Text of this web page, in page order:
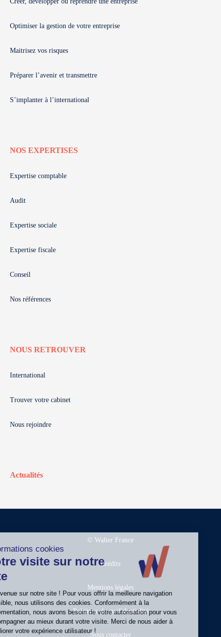
Optimiser la gestion de votre entreprise
Maitrisez vos risques
Préparer l’avenir et transmettre
S’implanter à l’international
NOS EXPERTISES
Expertise comptable
Audit
Expertise sociale
Expertise fiscale
Conseil
Nos références
NOUS RETROUVER
International
Trouver votre cabinet
Nous rejoindre
Actualités
© Walter France
Crédits
Mentions légales
Politique de confidentialité
Nous contacter